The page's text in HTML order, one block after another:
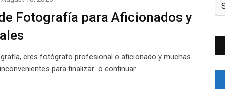
Fotografía para Aficionados y
eres fotógrafo profesional o aficionado y muchas
para finalizar o continuar…